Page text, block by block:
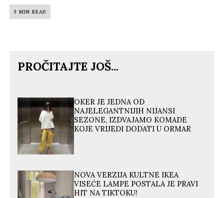
3 MIN READ
PROČITAJTE JOŠ...
OKER JE JEDNA OD
NAJELEGANTNIJIH NIJANSI
SEZONE, IZDVAJAMO KOMADE
KOJE VRIJEDI DODATI U ORMAR
NOVA VERZIJA KULTNE IKEA
VISEĆE LAMPE POSTALA JE PRAVI
HIT NA TIKTOKU!